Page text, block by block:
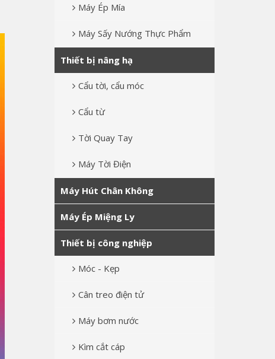
Máy Ép Mía
Máy Sấy Nướng Thực Phẩm
Thiết bị nâng hạ
Cẩu tời, cẩu móc
Cẩu từ
Tời Quay Tay
Máy Tời Điện
Máy Hút Chân Không
Máy Ép Miệng Ly
Thiết bị công nghiệp
Móc - Kẹp
Cân treo điện tử
Máy bơm nước
Kìm cắt cáp